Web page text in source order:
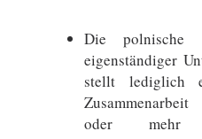
Die
eigenständiger
stellt lediglich
oder mehr